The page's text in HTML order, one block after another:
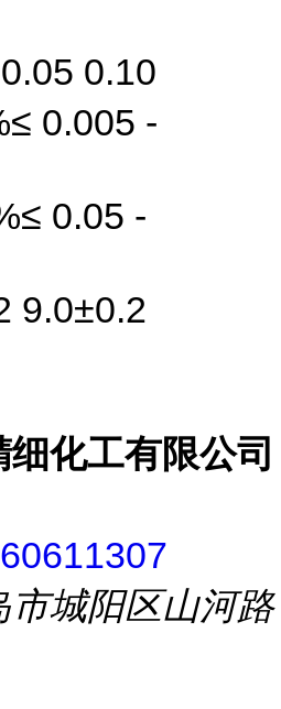
0.10
0.005 -
0.05 -
9.0±0.2
化工有限公司
市城阳区山河路